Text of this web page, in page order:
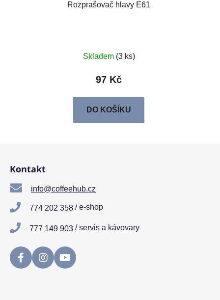
Rozprašovač hlavy E61
Skladem (3 ks)
97 Kč
DO KOŠÍKU
Kontakt
info@coffeehub.cz
774 202 358 / e-shop
777 149 903 / servis a kávovary